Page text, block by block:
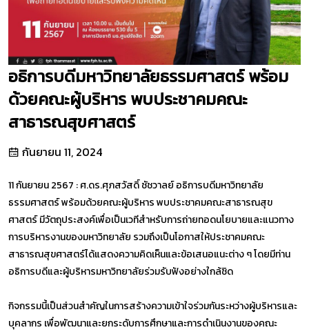
อธิการบดีมหาวิทยาลัยธรรมศาสตร์ พร้อม
ด้วยคณะผู้บริหาร พบประชาคมคณะ
สาธารณสุขศาสตร์
กันยายน 11, 2024
11 กันยายน 2567 : ศ.ดร.ศุภสวัสดิ์ ชัชวาลย์ อธิการบดีมหาวิทยาลัย
ธรรมศาสตร์ พร้อมด้วยคณะผู้บริหาร พบประชาคมคณะสาธารณสุข
ศาสตร์ มีวัตถุประสงค์เพื่อเป็นเวทีสำหรับการถ่ายทอดนโยบายและแนวทาง
การบริหารงานของมหาวิทยาลัย รวมถึงเป็นโอกาสให้ประชาคมคณะ
สาธารณสุขศาสตร์ได้แสดงความคิดเห็นและข้อเสนอแนะต่าง ๆ โดยมีท่าน
อธิการบดีและผู้บริหารมหาวิทยาลัยร่วมรับฟังอย่างใกล้ชิด
กิจกรรมนี้เป็นส่วนสำคัญในการสร้างความเข้าใจร่วมกันระหว่างผู้บริหารและ
บุคลากร เพื่อพัฒนาและยกระดับการศึกษาและการดำเนินงานของคณะ